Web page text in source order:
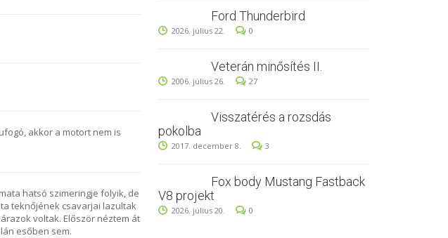
akkor a motort nem is
hatsó szimeringje folyik, de
teknőjének csavarjai lazultak
voltak. Először néztem át
esőben sem.
Ford Thunderbird
2026. július 22. 0
Veterán minősítés II.
2006. július 26. 27
Visszatérés a rozsdás
pokolba
2017. december 8. 3
Fox body Mustang Fastback
V8 projekt
2026. július 20. 0